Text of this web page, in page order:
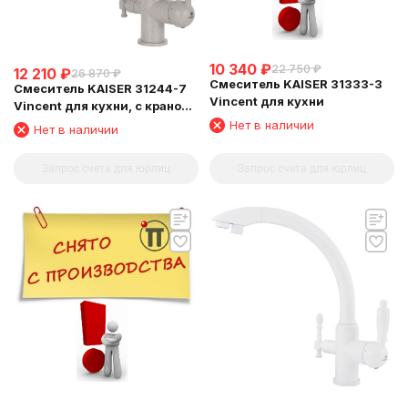
12 210 ₽26 870 ₽
Смеситель KAISER 31244-7
Vincent для кухни, с краном
для питьевой воды,
бежевый мрамор
Нет в наличии
10 340 ₽22 750 ₽
Смеситель KAISER 31333-3
Vincent для кухни
Нет в наличии